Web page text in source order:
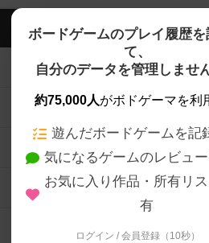
ボードゲームのプレイ履歴を
て、
自分のデータを管理しませ
約75,000人がボドゲーマを利
遊んだボードゲームを記
気になるゲームのレビュ
お気に入り作品・所有リ
有
ログイン / 会員登録（10秒）
ボドゲーマTOP
ボードゲームを検索する
ボードゲームの新着レビュー
ボードゲーム会情報
メカニクス特集
掲示板・トピックス